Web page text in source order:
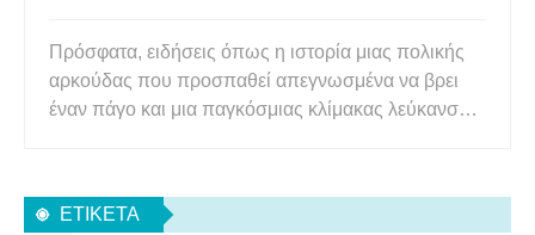
Πρόσφατα, ειδήσεις όπως η ιστορία μιας πολικής
αρκούδας που προσπαθεί απεγνωσμένα να βρει
έναν πάγο και μια παγκόσμιας κλίμακας λεύκανση
αυξάνονται σαφώς σε συχνότητα, όπως έντονοι
καύσωνες, ισχυροί τυφώνε
ΕΤΙΚΈΤΑ